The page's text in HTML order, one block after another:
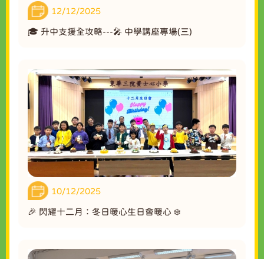
12/12/2025
🎓 升中支援全攻略---🎤 中學講座專場(三)
10/12/2025
🎉 閃耀十二月：冬日暖心生日會暖心 ❄️